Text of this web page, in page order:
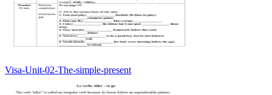
Visa-Unit-02-The-simple-present